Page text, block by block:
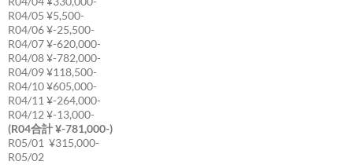
R04/05 ¥5,500-
R04/06 ¥-25,500-
R04/07 ¥-620,000-
R04/08 ¥-782,000-
R04/09 ¥118,500-
R04/10 ¥605,000-
R04/11 ¥-264,000-
R04/12 ¥-13,000-
(R04合計 ¥-781,000-)
R05/01 ¥315,000-
R05/02